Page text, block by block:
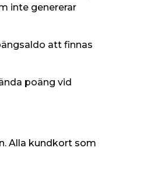
inte genererar
att finnas
poäng vid
Alla kundkort som